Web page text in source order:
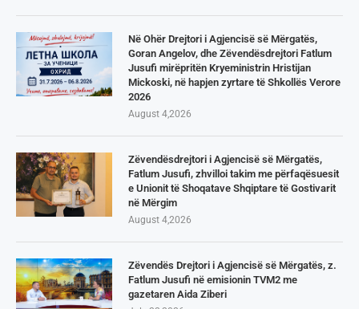
Në Ohër Drejtori i Agjencisë së Mërgatës,
Goran Angelov, dhe Zëvendësdrejtori Fatlum
Jusufi mirëpritën Kryeministrin Hristijan
Mickoski, në hapjen zyrtare të Shkollës Verore
2026
August 4,2026
Zëvendësdrejtori i Agjencisë së Mërgatës,
Fatlum Jusufi, zhvilloi takim me përfaqësuesit
e Unionit të Shoqatave Shqiptare të Gostivarit
në Mërgim
August 4,2026
Zëvendës Drejtori i Agjencisë së Mërgatës, z.
Fatlum Jusufi në emisionin TVM2 me
gazetaren Aida Ziberi